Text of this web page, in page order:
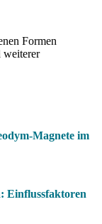
Formen
weiterer
Magnete im
Einflussfaktoren